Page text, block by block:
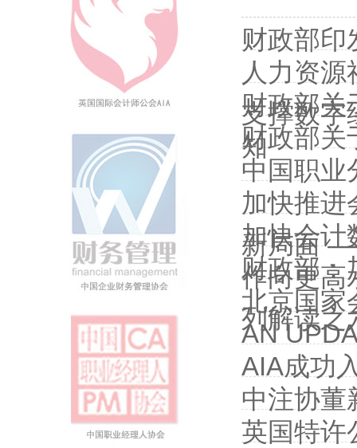
财政部印
人力资
支撑数字
财政部关
知
财政部关
中国职业
加快推进
新局面
加快会计
作向更高
列解读之
财政部：
北京国家
AN
AIA成功
中注协董
英国特许